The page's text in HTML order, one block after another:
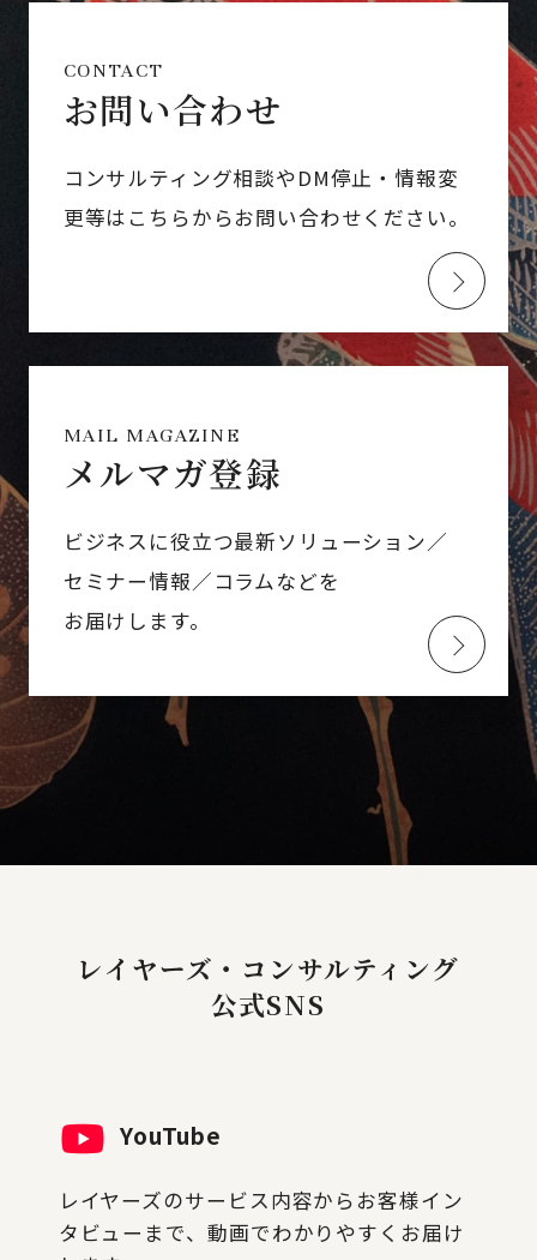
CONTACT
お問い合わせ
コンサルティング相談やDM停止・情報変
更等はこちらからお問い合わせください。
MAIL MAGAZINE
メルマガ登録
ビジネスに役立つ最新ソリューション／
セミナー情報／コラムなどを
お届けします。
レイヤーズ・コンサルティング
公式SNS
YouTube
レイヤーズのサービス内容からお客様イン
タビューまで、動画でわかりやすくお届け